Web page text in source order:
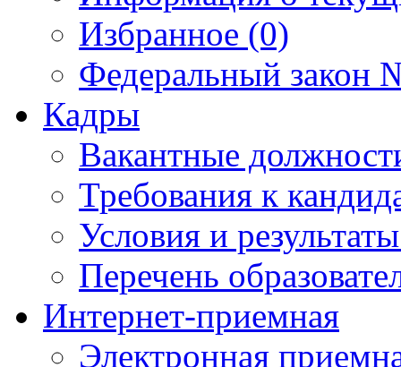
Избранное (0)
Федеральный закон
Кадры
Вакантные
Требования к
Условия и
Перечень
Интернет-приемная
Электронная